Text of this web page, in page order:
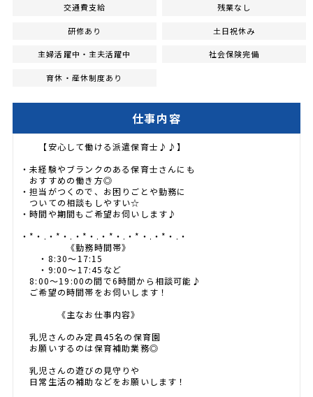
交通費支給 残業なし
研修あり 土日祝休み
主婦活躍中・主夫活躍中 社会保険完備
育休・産休制度あり
仕事内容
【安心して働ける派遣保育士♪♪】
・未経験やブランクのある保育士さんにも
おすすめの働き方◎
・担当がつくので、お困りごとや勤務に
ついての相談もしやすい☆
・時間や期間もご希望お伺いします♪
・*・.・*・.・*・.・*・.・*・.・*・.・
《勤務時間帯》
・8:30～17:15
・9:00～17:45など
8:00～19:00の間で6時間から相談可能♪
ご希望の時間帯をお伺いします！
《主なお仕事内容》
乳児さんのみ定員45名の保育園
お願いするのは保育補助業務◎
乳児さんの遊びの見守りや
日常生活の補助などをお願いします！